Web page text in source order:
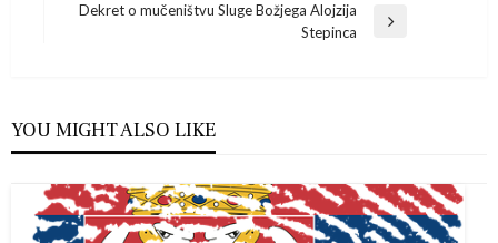
objava
Dekret o mučeništvu Sluge Božjega Alojzija
Stepinca
YOU MIGHT ALSO LIKE